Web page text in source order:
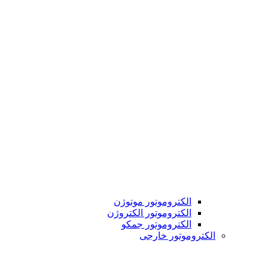
الکتروموتور موتوژن
الکتروموتور الکتروژن
الکتروموتور جمکو
الکتروموتور خارجی